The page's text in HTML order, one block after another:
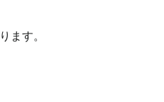
ます。